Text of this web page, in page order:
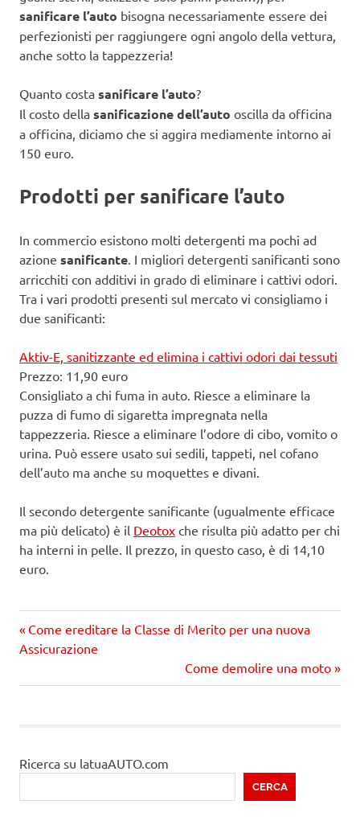
sanificare l’auto bisogna necessariamente essere dei
perfezionisti per raggiungere ogni angolo della vettura,
anche sotto la tappezzeria!
Quanto costa sanificare l’auto?
Il costo della sanificazione dell’auto oscilla da officina
a officina, diciamo che si aggira mediamente intorno ai
150 euro.
Prodotti per sanificare l’auto
In commercio esistono molti detergenti ma pochi ad
azione sanificante. I migliori detergenti sanificanti sono
arricchiti con additivi in grado di eliminare i cattivi odori.
Tra i vari prodotti presenti sul mercato vi consigliamo i
due sanificanti:
Aktiv-E, sanitizzante ed elimina i cattivi odori dai tessuti
Prezzo: 11,90 euro
Consigliato a chi fuma in auto. Riesce a eliminare la
puzza di fumo di sigaretta impregnata nella
tappezzeria. Riesce a eliminare l’odore di cibo, vomito o
urina. Può essere usato sui sedili, tappeti, nel cofano
dell’auto ma anche su moquettes e divani.
Il secondo detergente sanificante (ugualmente efficace
ma più delicato) è il Deotox che risulta più adatto per chi
ha interni in pelle. Il prezzo, in questo caso, è di 14,10
euro.
Navigazione
Precedente
articolo:
Come ereditare la Classe di Merito per una nuova
Assicurazione
Prossimo
articolo
Come demolire una moto
Ricerca su latuaAUTO.com
CERCA